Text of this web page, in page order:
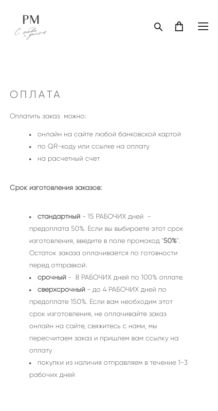
ОПЛАТА
Оплатить заказ можно:
онлайн на сайте любой банковской картой
по QR-коду или ссылке на оплату
на расчетный счет
Срок изготовления заказов:
стандартный - 15 РАБОЧИХ дней -
предоплата 50%. Если вы выбираете этот срок
изготовления, введите в поле промокод "50%".
Остаток заказа оплачивается по готовности
перед отправкой.
срочный - 8 РАБОЧИХ дней по 100% оплате.
сверхсрочный - до 4 РАБОЧИХ дней по
предоплате 150%. Если вам необходим этот
срок изготовления, не оплачивайте заказ
онлайн на сайте, свяжитесь с нами, мы
пересчитаем заказ и пришлем вам ссылку на
оплату
покупки из наличия отправляем в течение 1-3
рабочих дней